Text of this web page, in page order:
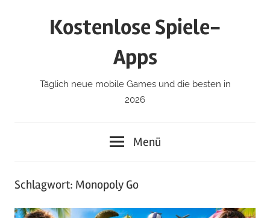
Kostenlose Spiele-
Apps
Täglich neue mobile Games und die besten in
2026
Menü
Schlagwort: Monopoly Go